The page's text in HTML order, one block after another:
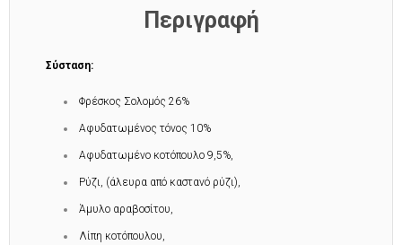
Περιγραφή
Σύσταση:
Φρέσκος Σολομός 26%
Αφυδατωμένος τόνος 10%
Αφυδατωμένο κοτόπουλο 9,5%,
Ρύζι, (άλευρα από καστανό ρύζι),
Άμυλο αραβοσίτου,
Λίπη κοτόπουλου,